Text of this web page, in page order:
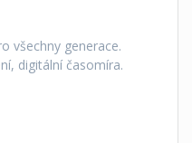
všechny generace.
digitální časomíra.